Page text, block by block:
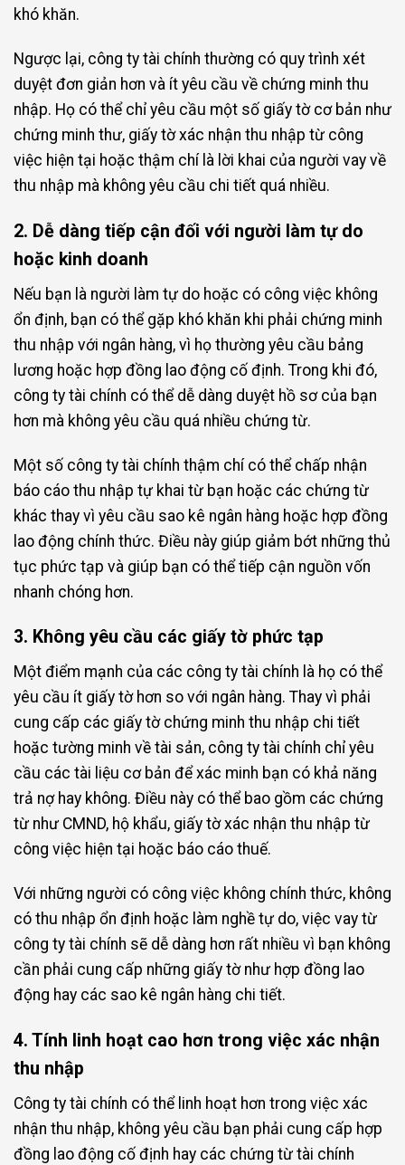
khó khăn.
Ngược lại, công ty tài chính thường có quy trình xét
duyệt đơn giản hơn và ít yêu cầu về chứng minh thu
nhập. Họ có thể chỉ yêu cầu một số giấy tờ cơ bản như
chứng minh thư, giấy tờ xác nhận thu nhập từ công
việc hiện tại hoặc thậm chí là lời khai của người vay về
thu nhập mà không yêu cầu chi tiết quá nhiều.
2. Dễ dàng tiếp cận đối với người làm tự do
hoặc kinh doanh
Nếu bạn là người làm tự do hoặc có công việc không
ổn định, bạn có thể gặp khó khăn khi phải chứng minh
thu nhập với ngân hàng, vì họ thường yêu cầu bảng
lương hoặc hợp đồng lao động cố định. Trong khi đó,
công ty tài chính có thể dễ dàng duyệt hồ sơ của bạn
hơn mà không yêu cầu quá nhiều chứng từ.
Một số công ty tài chính thậm chí có thể chấp nhận
báo cáo thu nhập tự khai từ bạn hoặc các chứng từ
khác thay vì yêu cầu sao kê ngân hàng hoặc hợp đồng
lao động chính thức. Điều này giúp giảm bớt những thủ
tục phức tạp và giúp bạn có thể tiếp cận nguồn vốn
nhanh chóng hơn.
3. Không yêu cầu các giấy tờ phức tạp
Một điểm mạnh của các công ty tài chính là họ có thể
yêu cầu ít giấy tờ hơn so với ngân hàng. Thay vì phải
cung cấp các giấy tờ chứng minh thu nhập chi tiết
hoặc tường minh về tài sản, công ty tài chính chỉ yêu
cầu các tài liệu cơ bản để xác minh bạn có khả năng
trả nợ hay không. Điều này có thể bao gồm các chứng
từ như CMND, hộ khẩu, giấy tờ xác nhận thu nhập từ
công việc hiện tại hoặc báo cáo thuế.
Với những người có công việc không chính thức, không
có thu nhập ổn định hoặc làm nghề tự do, việc vay từ
công ty tài chính sẽ dễ dàng hơn rất nhiều vì bạn không
cần phải cung cấp những giấy tờ như hợp đồng lao
động hay các sao kê ngân hàng chi tiết.
4. Tính linh hoạt cao hơn trong việc xác nhận
thu nhập
Công ty tài chính có thể linh hoạt hơn trong việc xác
nhận thu nhập, không yêu cầu bạn phải cung cấp hợp
đồng lao động cố định hay các chứng từ tài chính